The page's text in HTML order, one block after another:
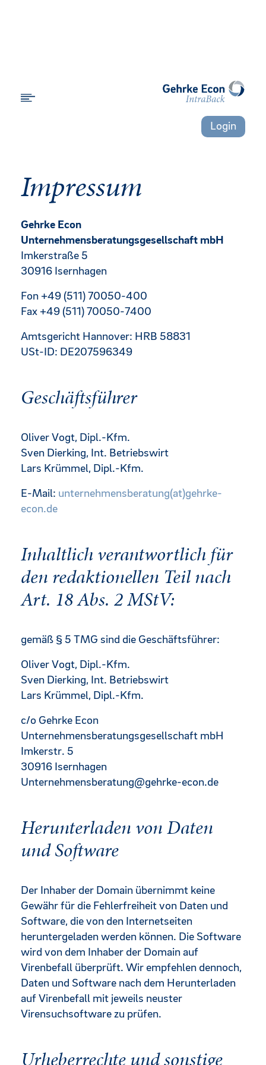
Login
Impressum
Gehrke Econ
Unternehmensberatungsgesellschaft mbH
Imkerstraße 5
30916 Isernhagen
Fon +49 (511) 70050-400
Fax +49 (511) 70050-7400
Amtsgericht Hannover: HRB 58831
USt-ID: DE207596349
Geschäftsführer
Oliver Vogt, Dipl.-Kfm.
Sven Dierking, Int. Betriebswirt
Lars Krümmel, Dipl.-Kfm.
E-Mail: unternehmensberatung(at)gehrke-
econ.de
Inhaltlich verantwortlich für
den redaktionellen Teil nach
Art. 18 Abs. 2 MStV:
gemäß § 5 TMG sind die Geschäftsführer:
Oliver Vogt, Dipl.-Kfm.
Sven Dierking, Int. Betriebswirt
Lars Krümmel, Dipl.-Kfm.
c/o Gehrke Econ
Unternehmensberatungsgesellschaft mbH
Imkerstr. 5
30916 Isernhagen
Unternehmensberatung@gehrke-econ.de
Herunterladen von Daten
und Software
Der Inhaber der Domain übernimmt keine
Gewähr für die Fehlerfreiheit von Daten und
Software, die von den Internetseiten
heruntergeladen werden können. Die Software
wird von dem Inhaber der Domain auf
Virenbefall überprüft. Wir empfehlen dennoch,
Daten und Software nach dem Herunterladen
auf Virenbefall mit jeweils neuster
Virensuchsoftware zu prüfen.
Urheberrechte und sonstige